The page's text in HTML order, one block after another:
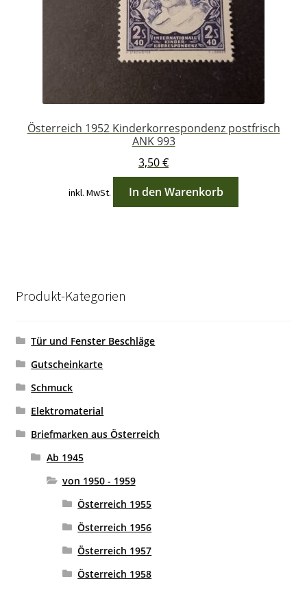
Österreich 1952 Kinderkorrespondenz postfrisch
ANK 993
3,50€
inkl. MwSt. In den Warenkorb
Produkt-Kategorien
Tür und Fenster Beschläge
Gutscheinkarte
Schmuck
Elektromaterial
Briefmarken aus Österreich
Ab 1945
von 1950 - 1959
Österreich 1955
Österreich 1956
Österreich 1957
Österreich 1958